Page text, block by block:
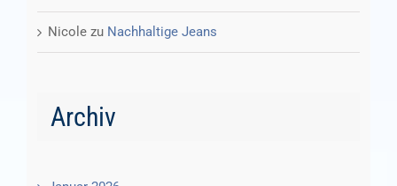
Nicolezu Nachhaltige Jeans
Archiv